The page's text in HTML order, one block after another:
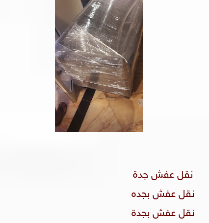
نقل عفش جدة
نقل عفش بجده
نقل عفش بجدة